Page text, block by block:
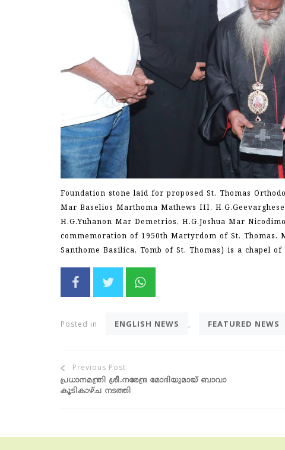
Foundation stone laid for proposed St. Thomas
Mar Baselios Marthoma Mathews III,
H.G.Yuhanon Mar Demetrios, H.G.Joshua Mar
commemoration of 1950th Martyrdom of St. Thomas.
Santhome Basilica, Tomb of St. Thomas) is a chapel
Posted in ENGLISH NEWS , FEATURED NEWS
POST
പ്രധാനമന്ത്രി ശ്രീ.നരേന്ദ്ര മോദിയുമായ് ബാവാ
കൂടികാഴ്ച നടത്തി